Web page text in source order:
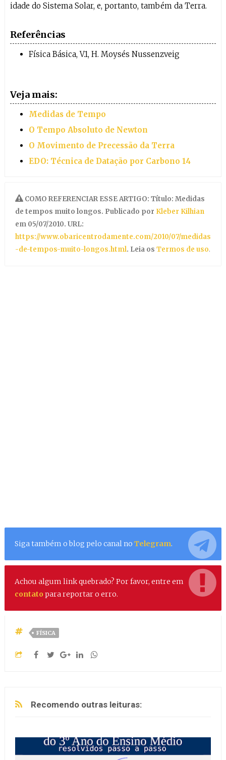
idade do Sistema Solar, e, portanto, também da Terra.
Referências
Física Básica, V.1, H. Moysés Nussenzveig
Veja mais:
Medidas de Tempo
O Tempo Absoluto de Newton
O Movimento de Precessão da Terra
EDO: Técnica de Datação por Carbono 14
COMO REFERENCIAR ESSE ARTIGO: Título: Medidas
de tempos muito longos. Publicado por Kleber Kilhian
em 05/07/2010. URL:
https://www.obaricentrodamente.com/2010/07/medidas
-de-tempos-muito-longos.html. Leia os Termos de uso.
Siga também o blog pelo canal no Telegram.
Achou algum link quebrado? Por favor, entre em
contato para reportar o erro.
FÍSICA
Recomendo outras leituras: